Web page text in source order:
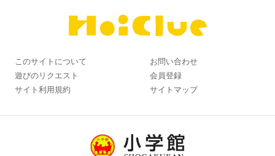
このサイトについて
お問い合わせ
遊びのリクエスト
会員登録
サイト利用規約
サイトマップ